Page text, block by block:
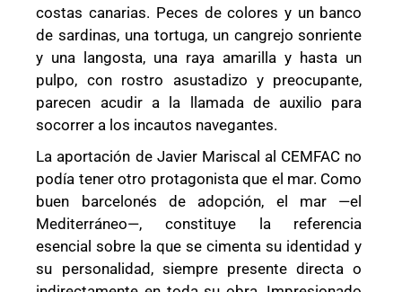
costas canarias. Peces de colores y un banco
de sardinas, una tortuga, un cangrejo sonriente
y una langosta, una raya amarilla y hasta un
pulpo, con rostro asustadizo y preocupante,
parecen acudir a la llamada de auxilio para
socorrer a los incautos navegantes.
La aportación de Javier Mariscal al CEMFAC no
podía tener otro protagonista que el mar. Como
buen barcelonés de adopción, el mar —el
Mediterráneo—, constituye la referencia
esencial sobre la que se cimenta su identidad y
su personalidad, siempre presente directa o